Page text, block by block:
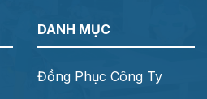
DANH MỤC
Đồng Phục Công Ty